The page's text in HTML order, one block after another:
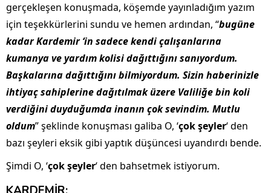
gerçekleşen konuşmada, köşemde yayınladığım yazım
için teşekkürlerini sundu ve hemen ardından, “bugüne
kadar Kardemir ‘in sadece kendi çalışanlarına
kumanya ve yardım kolisi dağıttığını sanıyordum.
Başkalarına dağıttığını bilmiyordum. Sizin haberinizle
ihtiyaç sahiplerine dağıtılmak üzere Valiliğe bin koli
verdiğini duyduğumda inanın çok sevindim. Mutlu
oldum” şeklinde konuşması galiba O, ‘çok şeyler‘ den
bazı şeyleri eksik gibi yaptık düşüncesi uyandırdı bende.
Şimdi O, ‘çok şeyler‘ den bahsetmek istiyorum.